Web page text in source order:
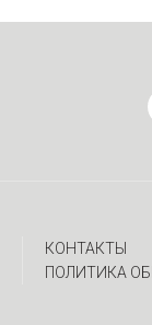
КОНТАКТЫ
ПОЛИТИКА